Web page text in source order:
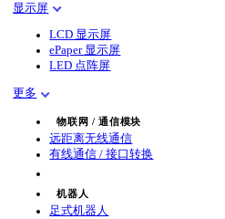
显示屏
LCD 显示屏
ePaper 显示屏
LED 点阵屏
更多
物联网 / 通信模块
远距离无线通信
有线通信 / 接口转换
机器人
足式机器人